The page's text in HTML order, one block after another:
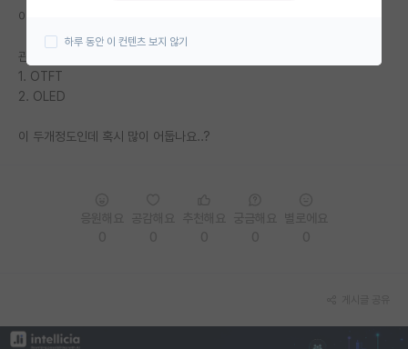
대학원 합격 후기 게시판
연구실(PI) 홍보 게시판
인문사회 계열 게시판
이번에 석사 진학을 하려하는데
관심분야가
1. OTFT
2. OLED
이 두개정도인데 혹시 많이 어둡나요..?
하루 동안 이 컨텐츠 보지 않기